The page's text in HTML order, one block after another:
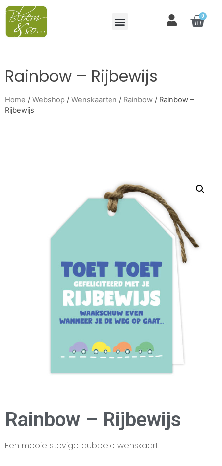
0
Rainbow – Rijbewijs
Home / Webshop / Wenskaarten / Rainbow / Rainbow –
Rijbewijs
Rainbow – Rijbewijs
Een mooie stevige dubbele wenskaart.